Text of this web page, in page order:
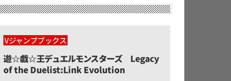
Vジャンプブックス
遊☆戯☆王デュエルモンスターズ Legacy
of the Duelist:Link Evolution